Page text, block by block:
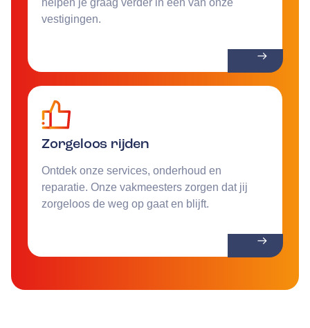
helpen je graag verder in een van onze
vestigingen.
Zorgeloos rijden
Ontdek onze services, onderhoud en
reparatie. Onze vakmeesters zorgen dat jij
zorgeloos de weg op gaat en blijft.